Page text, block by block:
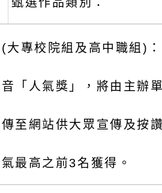
大專校院組及高中職組)
音「人氣獎」，將由主辦
至網站供大眾宣傳及按
最高之前3名獲得。